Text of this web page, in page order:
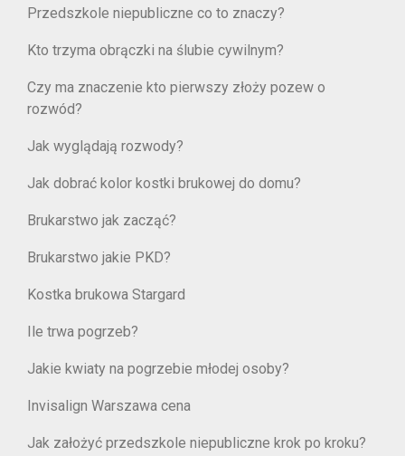
Przedszkole niepubliczne co to znaczy?
Kto trzyma obrączki na ślubie cywilnym?
Czy ma znaczenie kto pierwszy złoży pozew o
rozwód?
Jak wyglądają rozwody?
Jak dobrać kolor kostki brukowej do domu?
Brukarstwo jak zacząć?
Brukarstwo jakie PKD?
Kostka brukowa Stargard
Ile trwa pogrzeb?
Jakie kwiaty na pogrzebie młodej osoby?
Invisalign Warszawa cena
Jak założyć przedszkole niepubliczne krok po kroku?